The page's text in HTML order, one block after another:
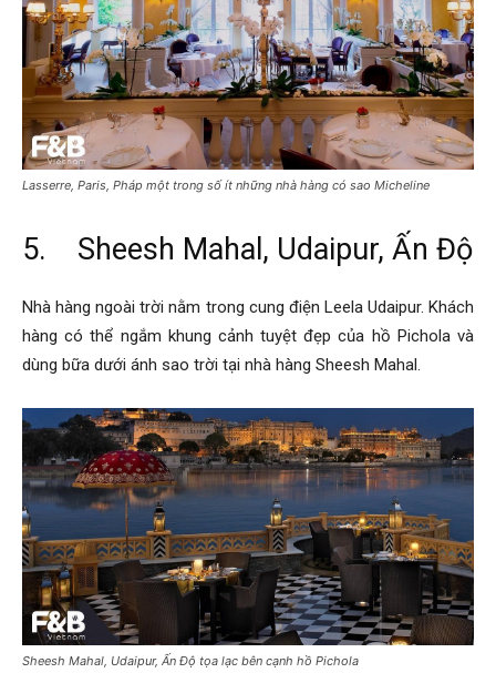
Lasserre, Paris, Pháp một trong số ít những nhà hàng có sao Micheline
5. Sheesh Mahal, Udaipur, Ấn Độ
Nhà hàng ngoài trời nằm trong cung điện Leela Udaipur. Khách
hàng có thể ngắm khung cảnh tuyệt đẹp của hồ Pichola và
dùng bữa dưới ánh sao trời tại nhà hàng Sheesh Mahal.
Sheesh Mahal, Udaipur, Ấn Độ tọa lạc bên cạnh hồ Pichola